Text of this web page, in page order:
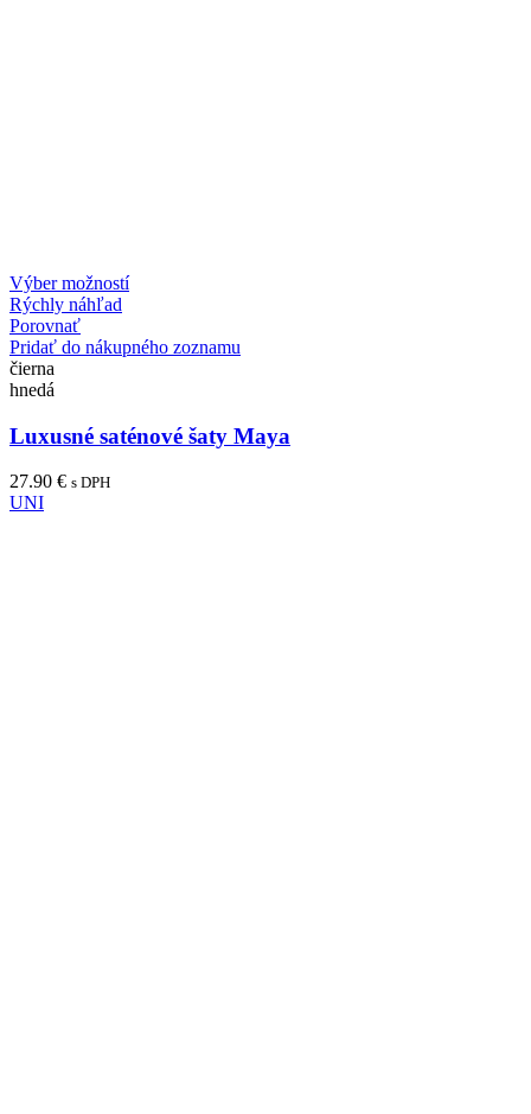
Výber možností
Rýchly náhľad
Porovnať
Pridať do nákupného zoznamu
čierna
hnedá
Luxusné saténové šaty Maya
27.90 € s DPH
UNI